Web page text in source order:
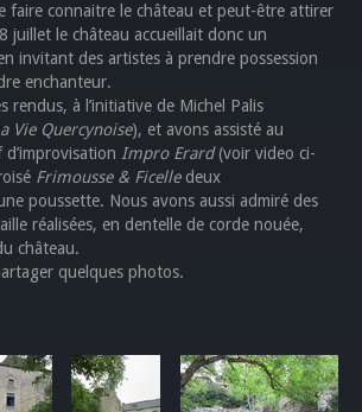
faire connaitre le château et peut-être attirer
juillet le château accueillait donc un
invitant des artistes à prendre possession
enchanteur.
rendus, à l’initiative de Michel Palis
Vie Quercynoise), et avons assisté au
Impro Erard(voir video ci-
Frimousse & Ficelledeux
poussette. Nous avons aussi admiré des
réalisées, en dentelle de corde nouée,
château.
quelques photos.